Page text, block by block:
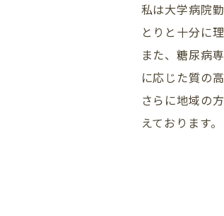
私は大学病院
とりと十分に
また、糖尿病
に応じた質の
さらに地域の
えております。